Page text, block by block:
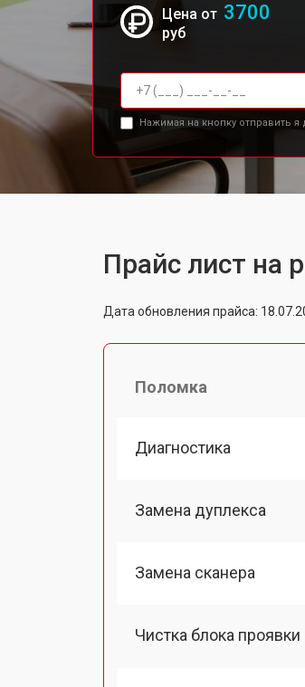
Цена от 3700
руб
Нажимая на кнопку отправить
Прайс лист на
Дата обновления прайса:
Поломка
Диагностика
Замена дуплекса
Замена сканера
Чистка блока проявки